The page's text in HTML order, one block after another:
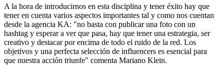
A la hora de introducirnos en esta disciplina y tener éxito hay que
tener en cuenta varios aspectos importantes tal y como nos cuentan
desde la agencia KA: "no basta con publicar una foto con un
hashtag y esperar a ver que pasa, hay que tener una estrategia, ser
creativo y destacar por encima de todo el ruido de la red. Los
objetivos y una perfecta selección de influencers es esencial para
que nuestra acción triunfe" comenta Mariano Klein.